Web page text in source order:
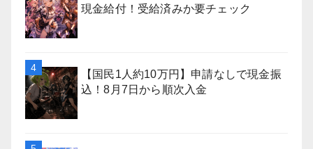
現金給付！受給済みか要チェック
【国民1人約10万円】申請なしで現金振
込！8月7日から順次入金